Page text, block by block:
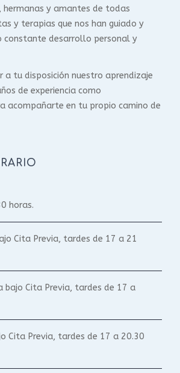
hermanas y amantes de todas
y terapias que nos han guiado y
constante desarrollo personal y
a tu disposición nuestro aprendizaje
de experiencia como
acompañarte en tu propio camino de
horas.
Cita Previa, tardes de 17 a 21
bajo Cita Previa, tardes de 17 a
Cita Previa, tardes de 17 a 20.30